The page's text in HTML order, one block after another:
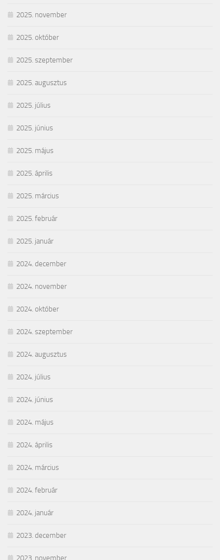
2025. november
2025. október
2025. szeptember
2025. augusztus
2025. július
2025. június
2025. május
2025. április
2025. március
2025. február
2025. január
2024. december
2024. november
2024. október
2024. szeptember
2024. augusztus
2024. július
2024. június
2024. május
2024. április
2024. március
2024. február
2024. január
2023. december
2023. november